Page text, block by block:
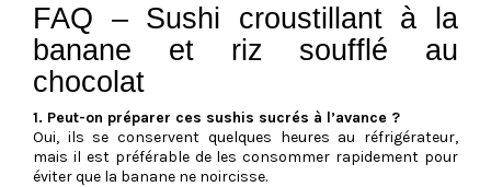
FAQ – Sushi croustillant à la
banane et riz soufflé au
chocolat
1. Peut-on préparer ces sushis sucrés à l’avance ?
Oui, ils se conservent quelques heures au réfrigérateur,
mais il est préférable de les consommer rapidement pour
éviter que la banane ne noircisse.